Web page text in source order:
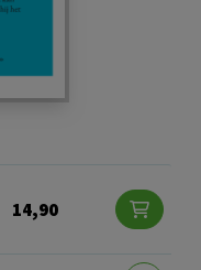
14,90